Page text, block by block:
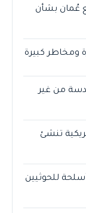
عُمان بشأن
ومخاطر كبيرة
من غير
تنشئ
للحوثيين